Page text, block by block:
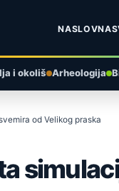
NASLOVNA
i okoliš Arheologija
od Velikog praska